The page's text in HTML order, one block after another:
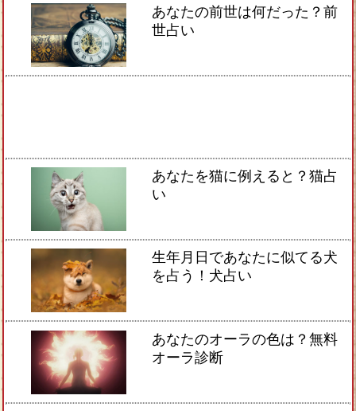
あなたの前世は何だった？前
世占い
あなたを猫に例えると？猫占
い
生年月日であなたに似てる犬
を占う！犬占い
あなたのオーラの色は？無料
オーラ診断